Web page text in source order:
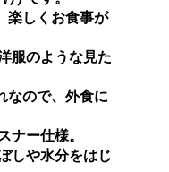
楽しくお食事が
服のような見た
なので、外食に
ナー仕様。
しや水分をはじ